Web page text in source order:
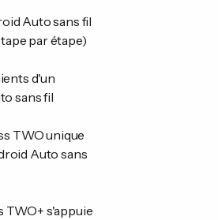
Auto sans fil
par étape)
d'un
sans fil
TWO unique
Auto sans
s'appuie